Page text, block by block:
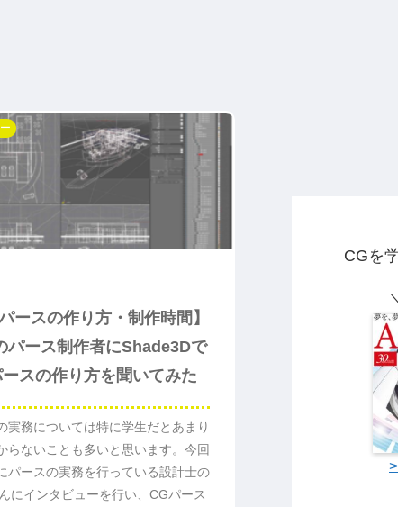
パースの作り方・制作時間】
パース制作者にShade3Dで
スの作り方を聞いてみた
実務については特に学生だとあまり
らないことも多いと思います。今回
パースの実務を行っている設計士の
にインタビューを行い、CGパース
CGを